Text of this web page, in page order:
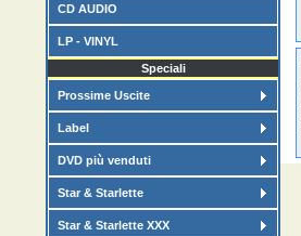
CD AUDIO
LP - VINYL
Speciali
Prossime Uscite
Label
DVD più venduti
Star & Starlette
Star & Starlette XXX